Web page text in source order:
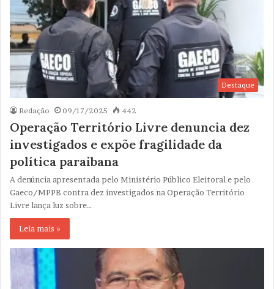
Destaque
Redação 09/17/2025 442
Operação Território Livre denuncia dez
investigados e expõe fragilidade da
política paraibana
A denúncia apresentada pelo Ministério Público Eleitoral e pelo
Gaeco/MPPB contra dez investigados na Operação Território
Livre lança luz sobre…
Leia mais »